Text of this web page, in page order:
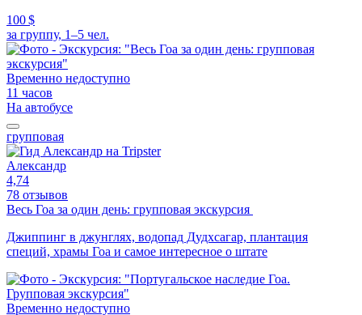
100 $
за группу, 1–5 чел.
Временно недоступно
11 часов
На автобусе
групповая
Александр
4,74
78 отзывов
Весь Гоа за один день: групповая экскурсия
Джиппинг в джунглях, водопад Дудхсагар, плантация
специй, храмы Гоа и самое интересное о штате
Временно недоступно